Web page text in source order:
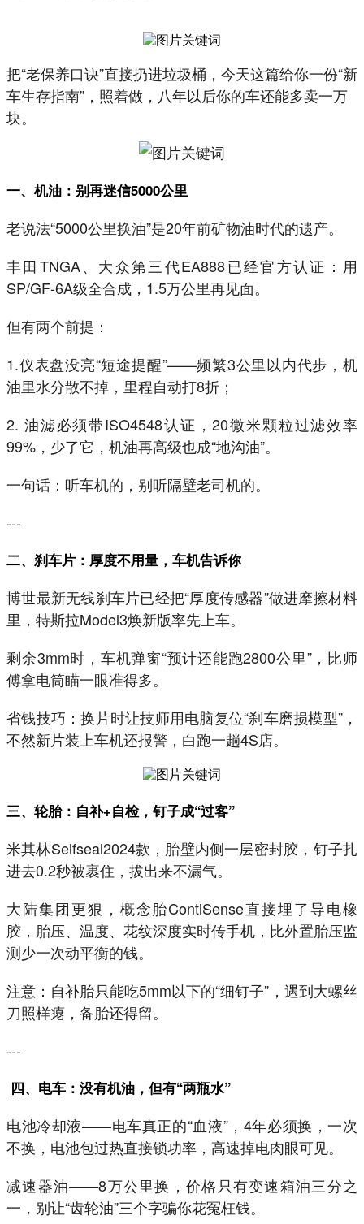
把“老保养口诀”直接扔进垃圾桶，今天这篇给你一份“新
车生存指南”，照着做，八年以后你的车还能多卖一万
块。
一、机油：别再迷信5000公里
老说法“5000公里换油”是20年前矿物油时代的遗产。
丰田TNGA、大众第三代EA888已经官方认证：用
SP/GF-6A级全合成，1.5万公里再见面。
但有两个前提：
1.仪表盘没亮“短途提醒”——频繁3公里以内代步，机
油里水分散不掉，里程自动打8折；
2. 油滤必须带ISO4548认证，20微米颗粒过滤效率
99%，少了它，机油再高级也成“地沟油”。
一句话：听车机的，别听隔壁老司机的。
---
二、刹车片：厚度不用量，车机告诉你
博世最新无线刹车片已经把“厚度传感器”做进摩擦材料
里，特斯拉Model3焕新版率先上车。
剩余3mm时，车机弹窗“预计还能跑2800公里”，比师
傅拿电筒瞄一眼准得多。
省钱技巧：换片时让技师用电脑复位“刹车磨损模型”，
不然新片装上车机还报警，白跑一趟4S店。
三、轮胎：自补+自检，钉子成“过客”
米其林Selfseal2024款，胎壁内侧一层密封胶，钉子扎
进去0.2秒被裹住，拔出来不漏气。
大陆集团更狠，概念胎ContiSense直接埋了导电橡
胶，胎压、温度、花纹深度实时传手机，比外置胎压监
测少一次动平衡的钱。
注意：自补胎只能吃5mm以下的“细钉子”，遇到大螺丝
刀照样瘪，备胎还得留。
---
四、电车：没有机油，但有“两瓶水”
电池冷却液——电车真正的“血液”，4年必须换，一次
不换，电池包过热直接锁功率，高速掉电肉眼可见。
减速器油——8万公里换，价格只有变速箱油三分之
一，别让“齿轮油”三个字骗你花冤枉钱。